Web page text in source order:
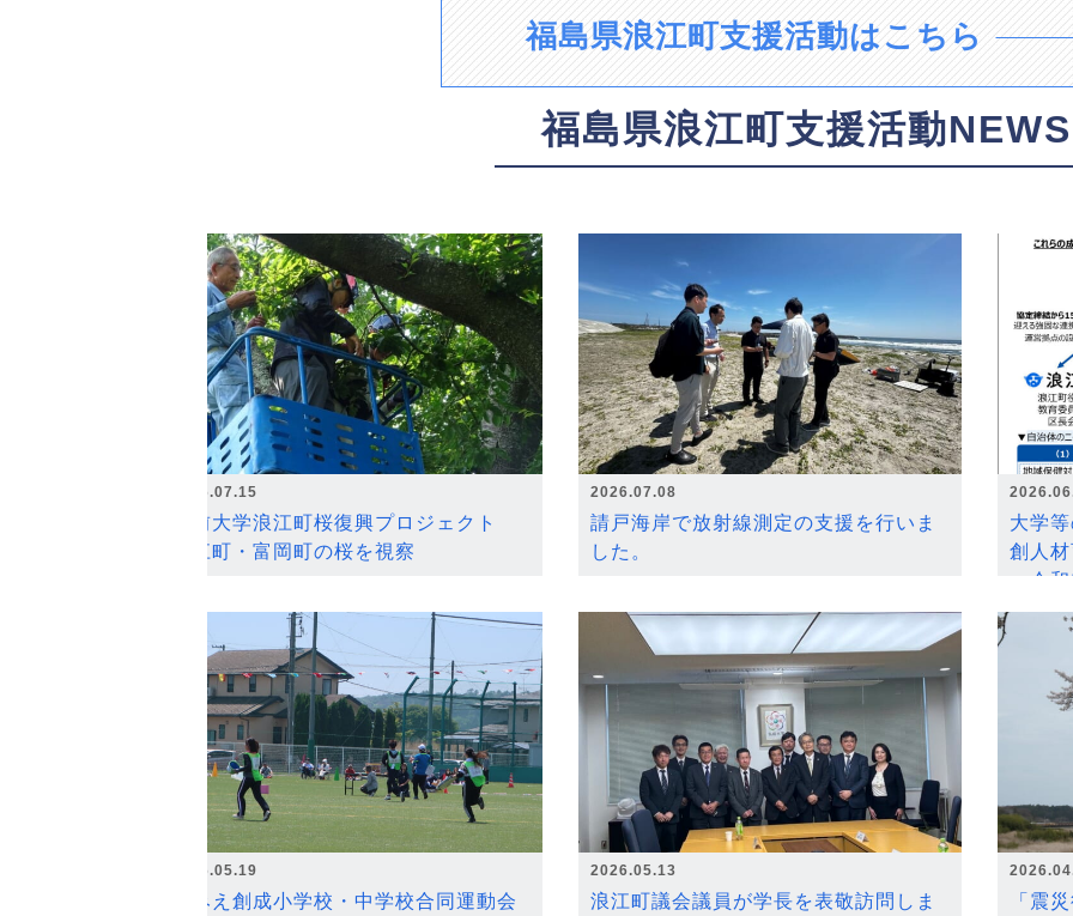
福島県浪江町支援活動はこちら
福島県浪江町支援活動NEWS
2026.07.15
弘前大学浪江町桜復興プロジェクト
浪江町・富岡町の桜を視察
2026.07.08
請戸海岸で放射線測定の支援を行いま
した。
大学
創人
～令
2026.05.19
なみえ創成小学校・中学校合同運動会
2026.05.13
浪江町議会議員が学長を表敬訪問しま
「震